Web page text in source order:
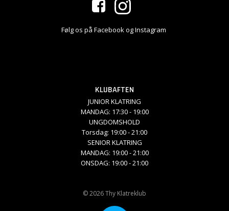
Følg os på Facebook og Instagram
KLUBAFTEN
JUNIOR KLATRING
MANDAG: 17:30 - 19:00
UNGDOMSHOLD
Torsdag: 19:00 - 21:00
SENIOR KLATRING
MANDAG: 19:00 - 21:00
ONSDAG: 19:00 - 21:00
© 2026 Thy Klatreklub